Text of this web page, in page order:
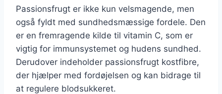
Passionsfrugt er ikke kun velsmagende, men
også fyldt med sundhedsmæssige fordele. Den
er en fremragende kilde til vitamin C, som er
vigtig for immunsystemet og hudens sundhed.
Derudover indeholder passionsfrugt kostfibre,
der hjælper med fordøjelsen og kan bidrage til
at regulere blodsukkeret.